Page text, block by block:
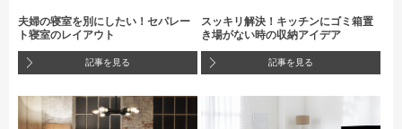
夫婦の寝室を別にしたい！セパレー
ト寝室のレイアウト
記事を見る
スッキリ解決！キッチンにゴミ箱置
き場がない時の収納アイデア
記事を見る